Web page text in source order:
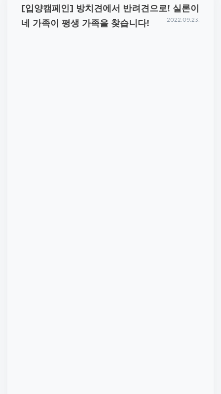
[입양캠페인] 방치견에서 반려견으로! 실론이
네 가족이 평생 가족을 찾습니다!
2022.09.23.